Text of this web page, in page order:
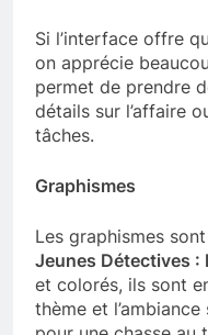
Si l’interface offre
on apprécie
permet de prendre
détails sur l’affaire
tâches.
Graphismes
Les graphismes
Jeunes Détectives :
et colorés, ils sont
thème et